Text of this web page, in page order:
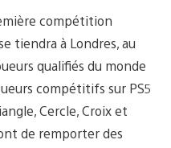
compétition
tiendra à Londres, au
qualifiés du monde
compétitifs sur PS5
Cercle, Croix et
de remporter des